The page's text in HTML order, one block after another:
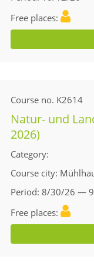
Free places
Course no. K2614
Natur- und
2026)
Category
Course city
Period 8/30/26 —
Free places